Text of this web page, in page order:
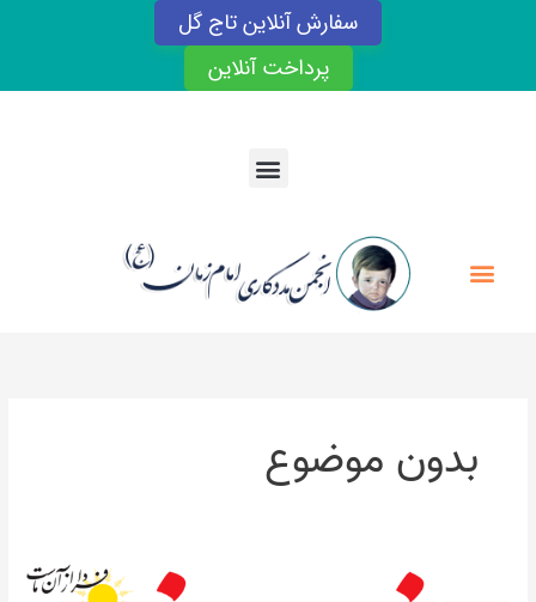
سفارش آنلاین تاج گل
پرداخت آنلاین
Menu
بدون موضوع